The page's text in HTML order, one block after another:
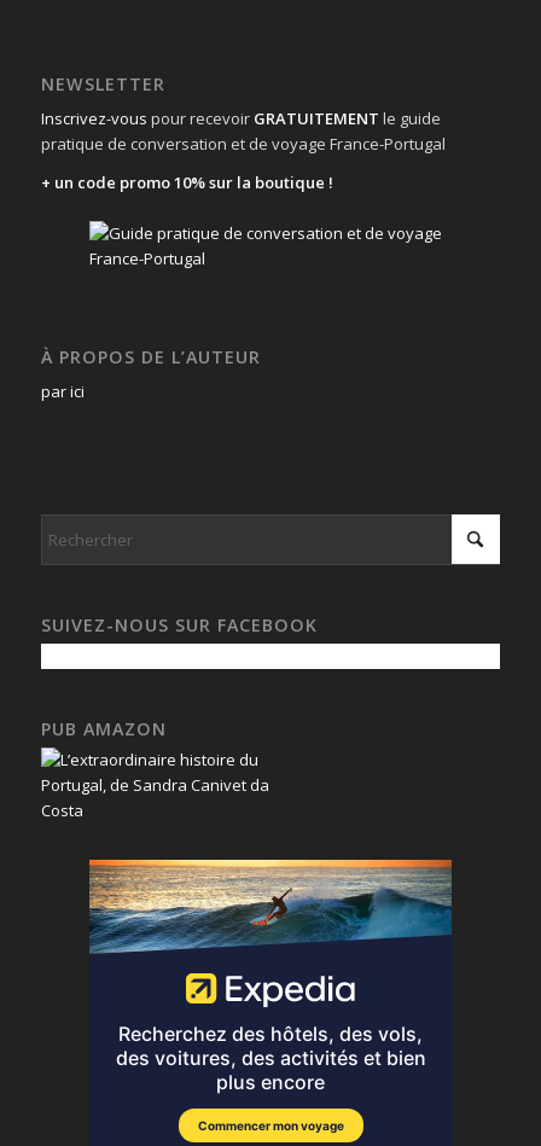
NEWSLETTER
Inscrivez-vous pour recevoir GRATUITEMENT le guide
pratique de conversation et de voyage France-Portugal
+ un code promo 10% sur la boutique !
À PROPOS DE L’AUTEUR
par ici
SUIVEZ-NOUS SUR FACEBOOK
PUB AMAZON